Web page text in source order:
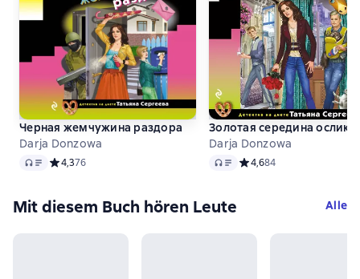
Черная жемчужина раздора
Darja Donzowa
Audio Средний рейтинг 4,3 на основе 76 оценок
4,376
Золотая середина ослика
Darja Donzowa
Audio Средний рейтинг 4,6 на
4,684
Mit diesem Buch hören Leute Alle